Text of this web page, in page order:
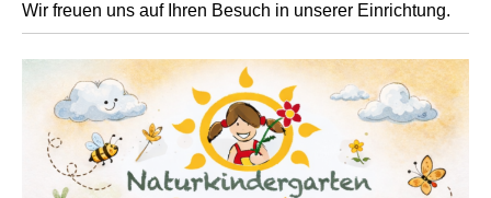
Wir freuen uns auf Ihren Besuch in unserer Einrichtung.